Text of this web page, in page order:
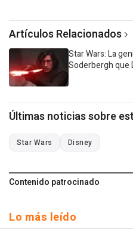
Artículos Relacionados
Star Wars: La
Soderbergh que
Últimas noticias sobre
Star Wars Disney
Contenido patrocinado
Lo más leído